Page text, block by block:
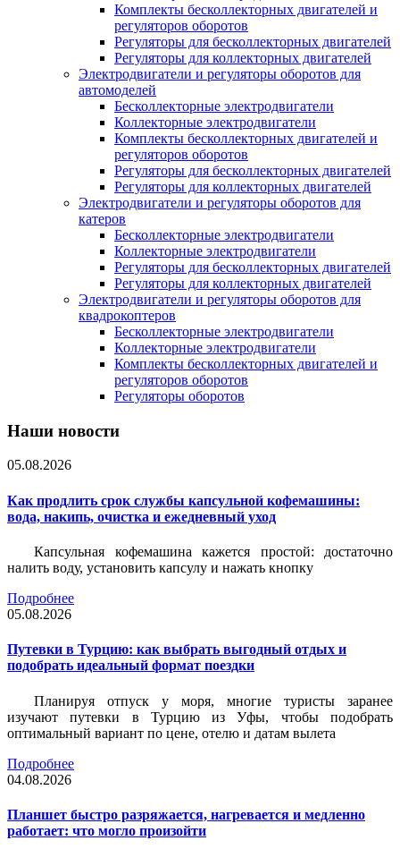
Комплекты бесколлекторных двигателей и
регуляторов оборотов
Регуляторы для бесколлекторных двигателей
Регуляторы для коллекторных двигателей
Электродвигатели и регуляторы оборотов для
автомоделей
Бесколлекторные электродвигатели
Коллекторные электродвигатели
Комплекты бесколлекторных двигателей и
регуляторов оборотов
Регуляторы для бесколлекторных двигателей
Регуляторы для коллекторных двигателей
Электродвигатели и регуляторы оборотов для
катеров
Бесколлекторные электродвигатели
Коллекторные электродвигатели
Регуляторы для бесколлекторных двигателей
Регуляторы для коллекторных двигателей
Электродвигатели и регуляторы оборотов для
квадрокоптеров
Бесколлекторные электродвигатели
Коллекторные электродвигатели
Комплекты бесколлекторных двигателей и
регуляторов оборотов
Регуляторы оборотов
Наши новости
05.08.2026
Как продлить срок службы капсульной кофемашины:
вода, накипь, очистка и ежедневный уход
Капсульная кофемашина кажется простой: достаточно
налить воду, установить капсулу и нажать кнопку
Подробнее
05.08.2026
Путевки в Турцию: как выбрать выгодный отдых и
подобрать идеальный формат поездки
Планируя отпуск у моря, многие туристы заранее
изучают путевки в Турцию из Уфы, чтобы подобрать
оптимальный вариант по цене, отелю и датам вылета
Подробнее
04.08.2026
Планшет быстро разряжается, нагревается и медленно
работает: что могло произойти